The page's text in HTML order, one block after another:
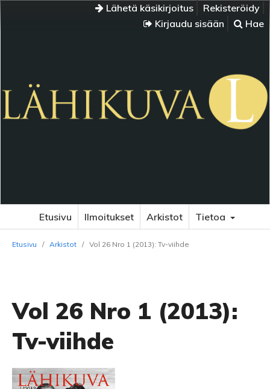
Lähetä käsikirjoitus
Rekisteröidy
Kirjaudu sisään
Hae
Etusivu Ilmoitukset Arkistot Tietoa
Etusivu / Arkistot / Vol 26 Nro 1 (2013): Tv-viihde
Vol 26 Nro 1 (2013):
Tv-viihde